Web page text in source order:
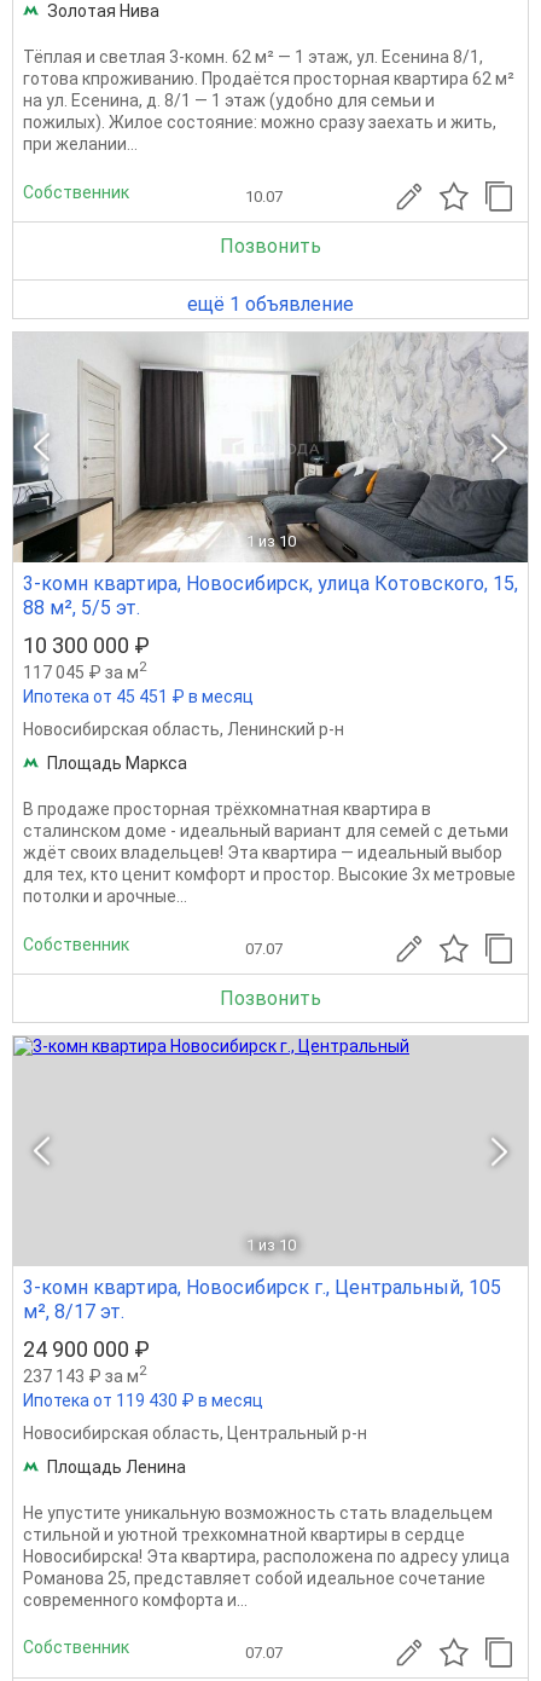
Золотая Нива
Тёплая и светлая 3-комн. 62 м² — 1 этаж, ул. Есенина 8/1,
готова кпроживанию. Продаётся просторная квартира 62 м²
на ул. Есенина, д. 8/1 — 1 этаж (удобно для семьи и
пожилых). Жилое состояние: можно сразу заехать и жить,
при желании...
Собственник 10.07
Позвонить
ещё 1 объявление
1 из 10
3-комн квартира, Новосибирск, улица Котовского, 15,
88 м², 5/5 эт.
10 300 000 ₽
117 045 ₽ за м2
Ипотека от 45 451 ₽ в месяц
Новосибирская область, Ленинский р-н
Площадь Маркса
В продаже просторная трёхкомнатная квартира в
сталинском доме - идеальный вариант для семей с детьми
ждёт своих владельцев! Эта квартира — идеальный выбор
для тех, кто ценит комфорт и простор. Высокие 3х метровые
потолки и арочные...
Собственник 07.07
Позвонить
1 из 10
3-комн квартира, Новосибирск г., Центральный, 105
м², 8/17 эт.
24 900 000 ₽
237 143 ₽ за м2
Ипотека от 119 430 ₽ в месяц
Новосибирская область,
Центральный р-н
Площадь Ленина
Не упустите уникальную возможность стать владельцем
стильной и уютной трехкомнатной квартиры в сердце
Новосибирска! Эта квартира, расположена по адресу улица
Романова 25, представляет собой идеальное сочетание
современного комфорта и...
Собственник 07.07